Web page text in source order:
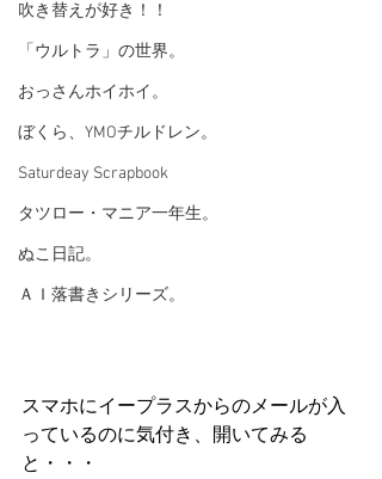
吹き替えが好き！！
「ウルトラ」の世界。
おっさんホイホイ。
ぼくら、YMOチルドレン。
Saturdeay Scrapbook
タツロー・マニア一年生。
ぬこ日記。
ＡＩ落書きシリーズ。
スマホにイープラスからのメールが入
っているのに気付き、開いてみる
と・・・